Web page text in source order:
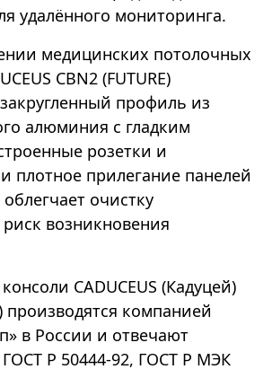
удалённого мониторинга.
медицинских потолочных
CBN2 (FUTURE)
профиль из
алюминия с гладким
розетки и
плотное прилегание панелей
очистку
возникновения
CADUCEUS (Кадуцей)
производятся компанией
в России и отвечают
Р 50444-92, ГОСТ Р МЭК